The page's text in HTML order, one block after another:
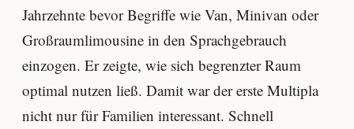
Jahrzehnte bevor Begriffe wie Van, Minivan oder
Großraumlimousine in den Sprachgebrauch
einzogen. Er zeigte, wie sich begrenzter Raum
optimal nutzen ließ. Damit war der erste Multipla
nicht nur für Familien interessant. Schnell